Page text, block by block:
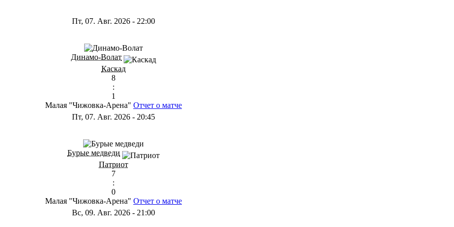
Пт, 07. Авг. 2026 - 22:00
Динамо-Волат
Каскад
8
:
1
Малая "Чижовка-Арена" Отчет о матче
Пт, 07. Авг. 2026 - 20:45
Бурые медведи
Патриот
7
:
0
Малая "Чижовка-Арена" Отчет о матче
Вс, 09. Авг. 2026 - 21:00